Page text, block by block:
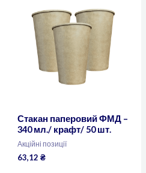
Стакан паперовий ФМД –
340 мл./ крафт/ 50 шт.
Акційні позиції
63,12 ₴